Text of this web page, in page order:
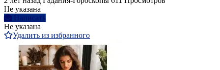
Не указана
Написать
Не указана
Удалить из избранного